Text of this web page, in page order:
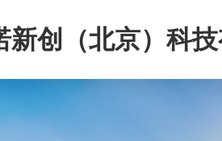
新创（北京）科